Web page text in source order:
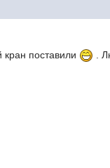
поставили
.